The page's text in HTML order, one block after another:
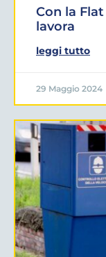
Con la
lavora
leggi tutto
29 Maggio 2024